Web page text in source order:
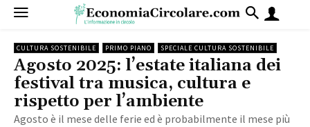
CULTURA SOSTENIBILE PRIMO PIANO SPECIALE CULTURA SOSTENIBILE
Agosto 2025: l’estate italiana dei
festival tra musica, cultura e
rispetto per l’ambiente
Agosto è il mese delle ferie ed è probabilmente il mese più